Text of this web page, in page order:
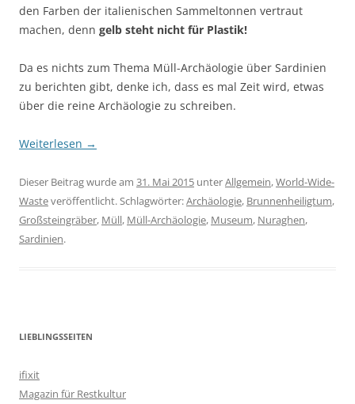
den Farben der italienischen Sammeltonnen vertraut
machen, denn gelb steht nicht für Plastik!
Da es nichts zum Thema Müll-Archäologie über Sardinien
zu berichten gibt, denke ich, dass es mal Zeit wird, etwas
über die reine Archäologie zu schreiben.
Weiterlesen →
Dieser Beitrag wurde am 31. Mai 2015 unterAllgemein,World-Wide-
Wasteveröffentlicht. Schlagwörter:Archäologie, Brunnenheiligtum,
Großsteingräber, Müll, Müll-Archäologie, Museum, Nuraghen,
Sardinien.
LIEBLINGSSEITEN
ifixit
Magazin für Restkultur